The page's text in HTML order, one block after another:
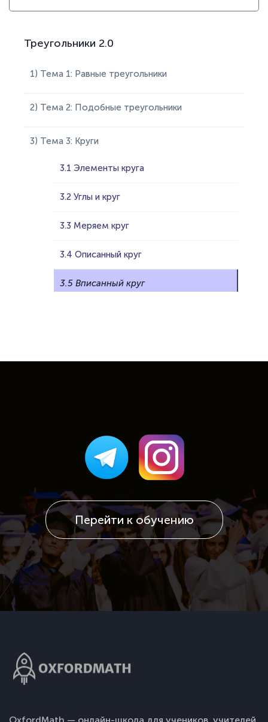
Треугольники 2.0
1) Тема 1: Равные треугольники
2) Тема 2: Подобные треугольники
3) Тема 3: Круги
3.1 Элементы круга
3.2 Углы и круг
3.3 Меряем круг
3.4 Описанный круг
3.5 Вписанный круг
Перейти к обучению